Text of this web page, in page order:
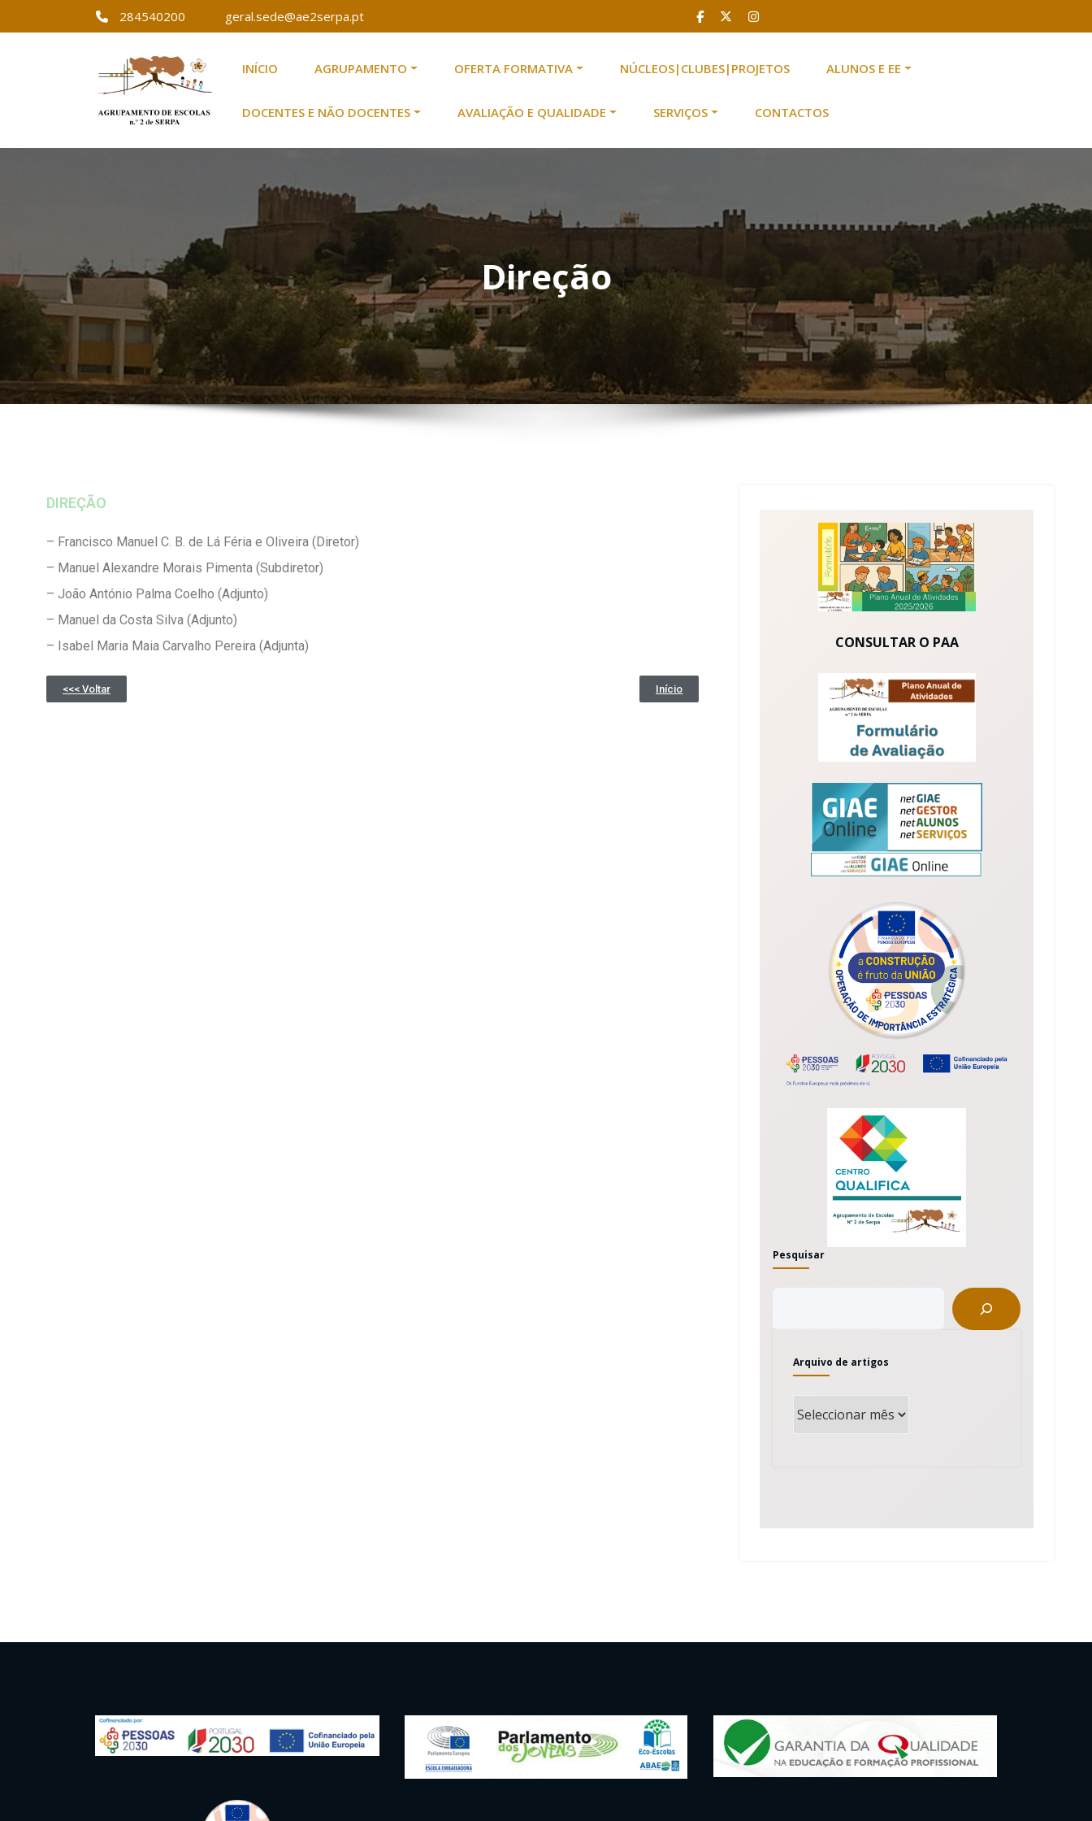
284540200 geral.sede@ae2serpa.pt
Agrupamento de Escolas n.º 2 de Serpa
INÍCIO AGRUPAMENTO OFERTA FORMATIVA NÚCLEOS|CLUBES|PROJETOS ALUNOS E EE
DOCENTES E NÃO DOCENTES AVALIAÇÃO E QUALIDADE SERVIÇOS CONTACTOS
Direção
DIREÇÃO
– Francisco Manuel C. B. de Lá Féria e Oliveira (Diretor)
– Manuel Alexandre Morais Pimenta (Subdiretor)
– João António Palma Coelho (Adjunto)
– Manuel da Costa Silva (Adjunto)
– Isabel Maria Maia Carvalho Pereira (Adjunta)
<<< Voltar Início
CONSULTAR O PAA
Pesquisar
Arquivo de artigos